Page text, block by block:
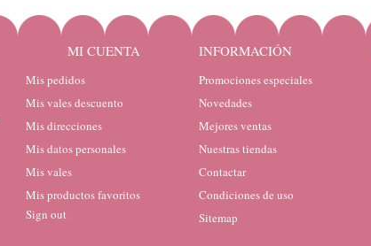
MI CUENTA
Mis pedidos
Mis vales descuento
Mis direcciones
Mis datos personales
Mis vales
Mis productos favoritos
Sign out
INFORMACIÓN
Promociones especiales
Novedades
Mejores ventas
Nuestras tiendas
Contactar
Condiciones de uso
Sitemap